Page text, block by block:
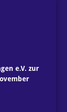
e.V. zur